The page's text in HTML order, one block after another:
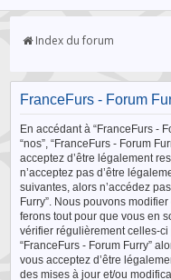
Index du forum
FranceFurs - Forum
En accédant à “FranceFurs -
“nos”, “FranceFurs - Forum
acceptez d’être légalement
n’acceptez pas d’être
suivantes, alors n’accédez
Furry”. Nous pouvons
ferons tout pour que vous en
vérifier régulièrement celles-
“FranceFurs - Forum Furry”
vous acceptez d’être
des mises à jour et/ou